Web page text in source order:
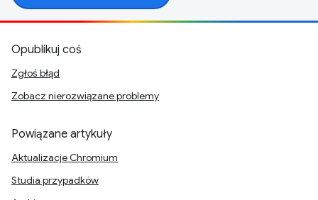
Opublikuj coś
Zgłoś błąd
Zobacz nierozwiązane problemy
Powiązane artykuły
Aktualizacje Chromium
Studia przypadków